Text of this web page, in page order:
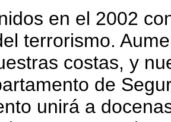
en el 2002
terrorismo.
costas, y
de
unirá a